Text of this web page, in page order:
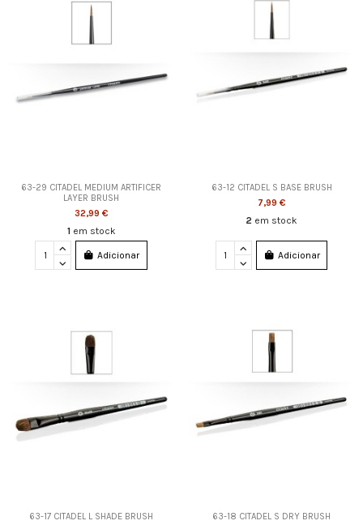
63-29 CITADEL MEDIUM ARTIFICER
LAYER BRUSH
32,99 €
1 em stock
Adicionar
63-12 CITADEL S BASE BRUSH
7,99 €
2 em stock
Adicionar
63-17 CITADEL L SHADE BRUSH
63-18 CITADEL S DRY BRUSH